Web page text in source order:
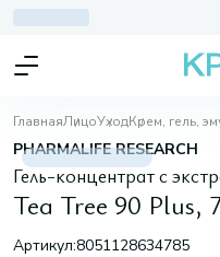
ГлавнаяЛицоУходКрем, гель,
PHARMALIFE RESEARCH
Гель-концентрат с
Tea Tree 90 Plus,
Артикул:8051128634785